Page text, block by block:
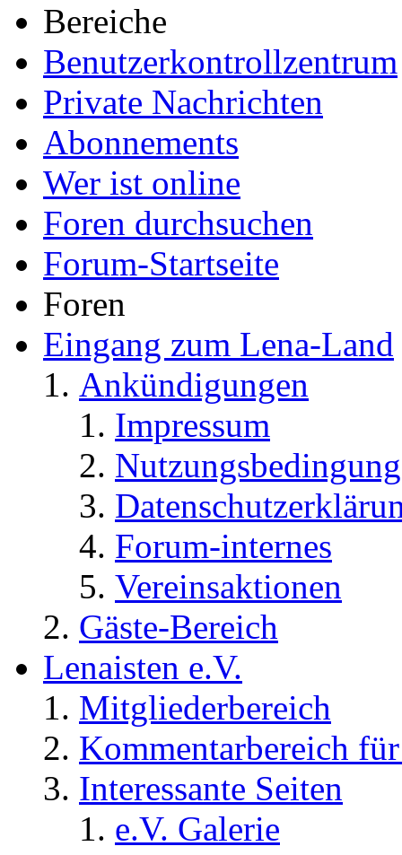
Bereiche
Benutzerkontrollzentrum
Private Nachrichten
Abonnements
Wer ist online
Foren durchsuchen
Forum-Startseite
Foren
Eingang zum Lena-Land
Ankündigungen
Impressum
Forum-internes
Vereinsaktionen
Gäste-Bereich
Lenaisten e.V.
Mitgliederbereich
Kommentarbereich
Interessante Seiten
e.V. Galerie